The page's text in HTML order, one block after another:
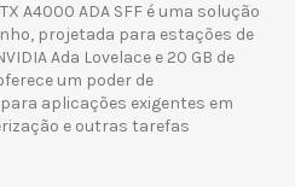
A4000 ADA SFF é uma solução
projetada para estações de
Ada Lovelace e 20 GB de
um poder de
aplicações exigentes em
e outras tarefas